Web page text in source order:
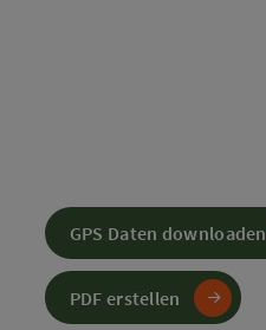
GPS Daten downloaden
PDF erstellen